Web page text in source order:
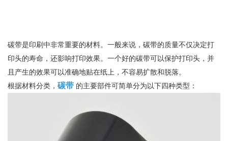
碳带是印刷中非常重要的材料。一般来说，碳带的质量不仅决定打
印头的寿命，还影响打印效果。一个好的碳带可以保护打印头，并
且产生的效果可以准确地贴在纸上，不容易扩散和脱落。
根据材料分类， 碳带 的主要部件可简单分为以下四种类型：